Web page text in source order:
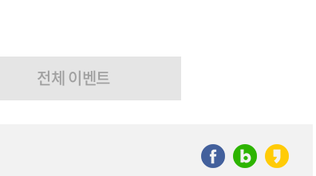
전체 이벤트